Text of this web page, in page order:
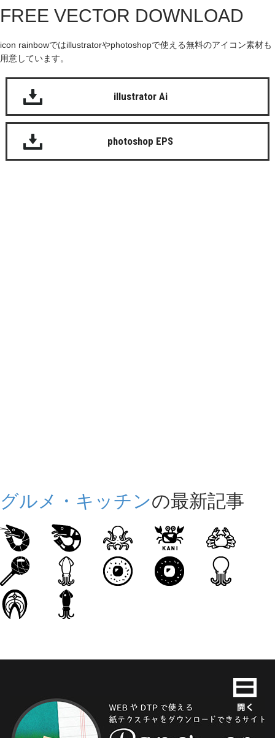
FREE VECTOR DOWNLOAD
icon rainbowではillustratorやphotoshopで使える無料のアイコン素材も
用意しています。
illustrator Ai
photoshop EPS
グルメ・キッチンの最新記事